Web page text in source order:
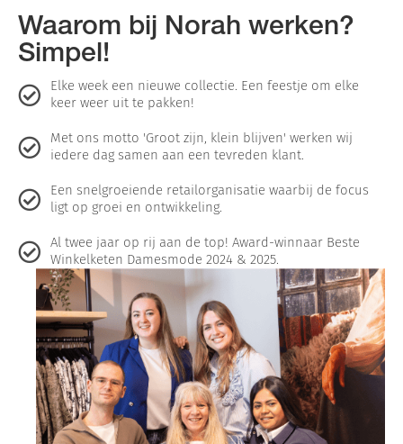
Waarom bij Norah werken?
Simpel!
Elke week een nieuwe collectie. Een feestje om elke
keer weer uit te pakken!
Met ons motto 'Groot zijn, klein blijven' werken wij
iedere dag samen aan een tevreden klant.
Een snelgroeiende retailorganisatie waarbij de focus
ligt op groei en ontwikkeling.
Al twee jaar op rij aan de top! Award-winnaar Beste
Winkelketen Damesmode 2024 & 2025.